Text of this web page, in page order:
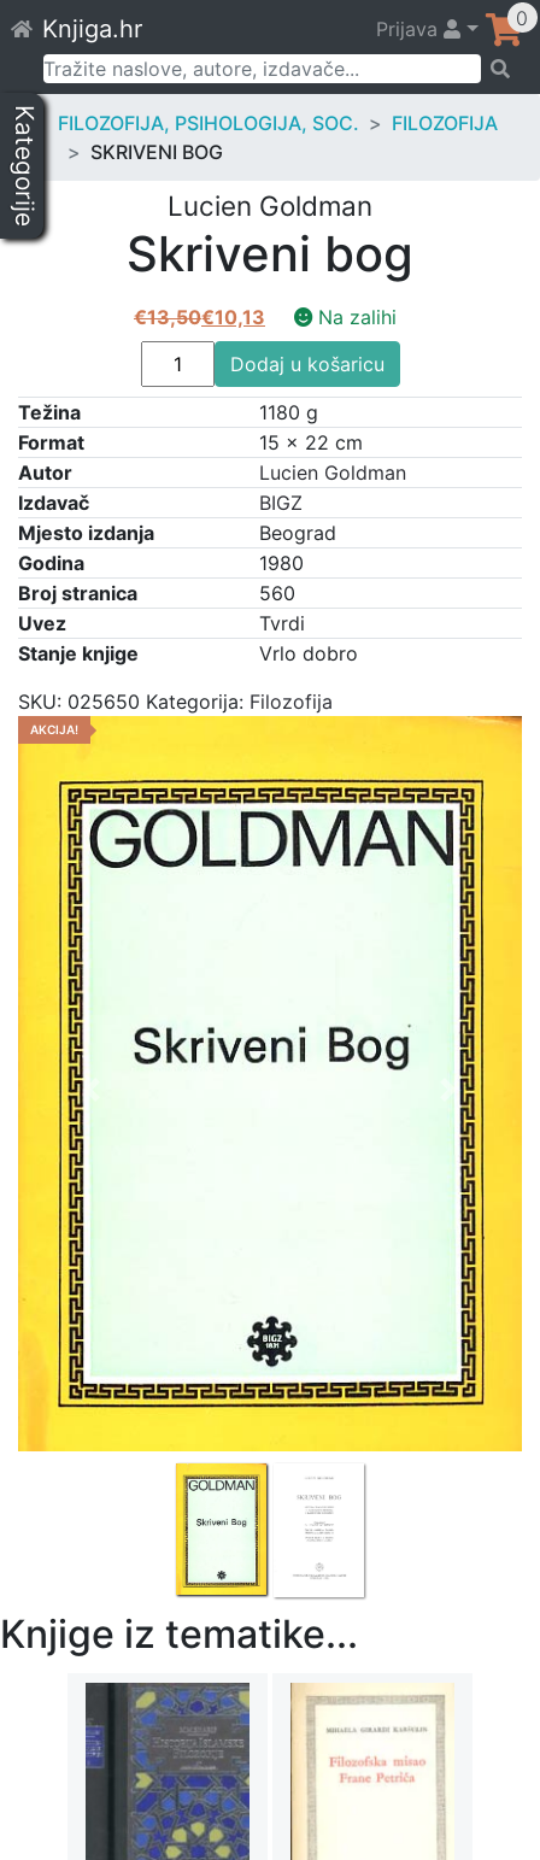
to
content
Knjiga.hr Prijava 0
Pretraži:
Kategorije FILOZOFIJA, PSIHOLOGIJA, SOC.
FILOZOFIJA
SKRIVENI BOG
Lucien Goldman
Skriveni bog
€13,50
Izvorna
cijena
bila
€10,13
Trenutna
cijena
je:
Na zalihi
Skriveni
bog
Dodaj u košaricu
Težina
1180 g
Format
15 × 22 cm
Autor
Lucien Goldman
Izdavač
BIGZ
Mjesto izdanja
Beograd
Godina
1980
Broj stranica
560
Uvez
Tvrdi
Stanje knjige
Vrlo dobro
SKU: 025650 Kategorija: Filozofija
AKCIJA!
Next
Knjige iz tematike...